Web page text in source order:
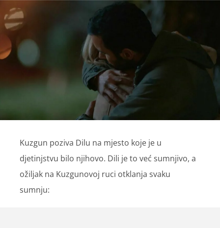
Kuzgun poziva Dilu na mjesto koje je u
djetinjstvu bilo njihovo. Dili je to već sumnjivo, a
ožiljak na Kuzgunovoj ruci otklanja svaku
sumnju: